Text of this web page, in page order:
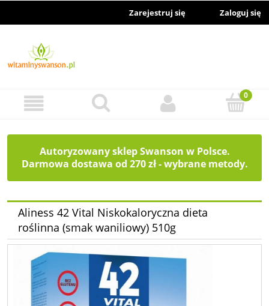
Zarejestruj się Zaloguj się
Autoryzowany sklep Swanson w Polsce.
Darmowa dostawa od 270 zł - wybrane metody.
Aliness 42 Vital Niskokaloryczna dieta
roślinna (smak waniliowy) 510g